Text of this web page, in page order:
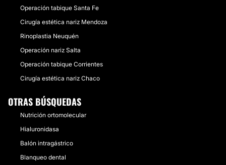
Operación tabique Santa Fe
Cirugía estética nariz Mendoza
Rinoplastia Neuquén
Operación nariz Salta
Operación tabique Corrientes
Cirugía estética nariz Chaco
OTRAS BÚSQUEDAS
Nutrición ortomolecular
Hialuronidasa
Balón intragástrico
Blanqueo dental